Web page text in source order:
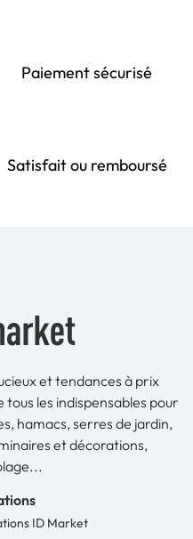
Paiement sécurisé
Satisfait ou remboursé
et tendances à prix
les indispensables pour
hamacs, serres de jardin,
et décorations,
ID Market